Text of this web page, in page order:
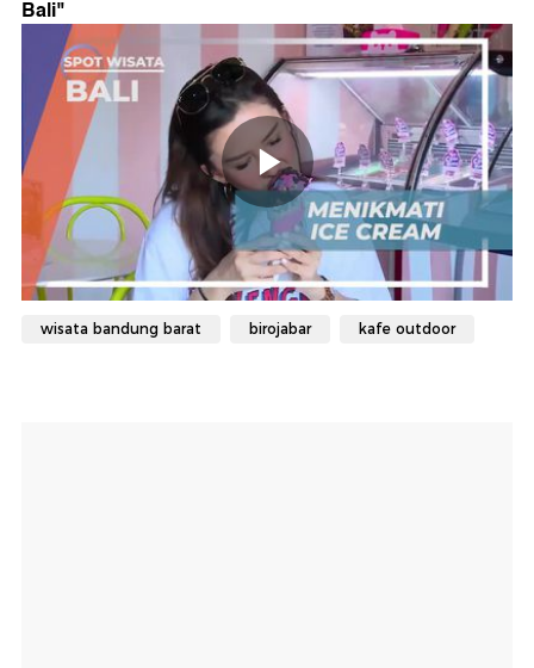
Bali"
wisata bandung barat birojabar kafe outdoor